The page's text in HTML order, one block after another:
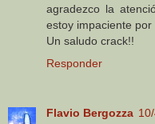
agradezco la
estoy impaciente por
Un saludo crack!!
Responder
Flavio Bergozza